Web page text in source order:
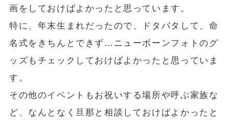
画をしておけばよかったと思っています。
特に、年末生まれだったので、ドタバタして、命
名式をきちんとできず…ニューボーンフォトのグ
ッズもチェックしておけばよかったと思っていま
す。
その他のイベントもお祝いする場所や呼ぶ家族な
ど、なんとなく旦那と相談しておけばよかったと